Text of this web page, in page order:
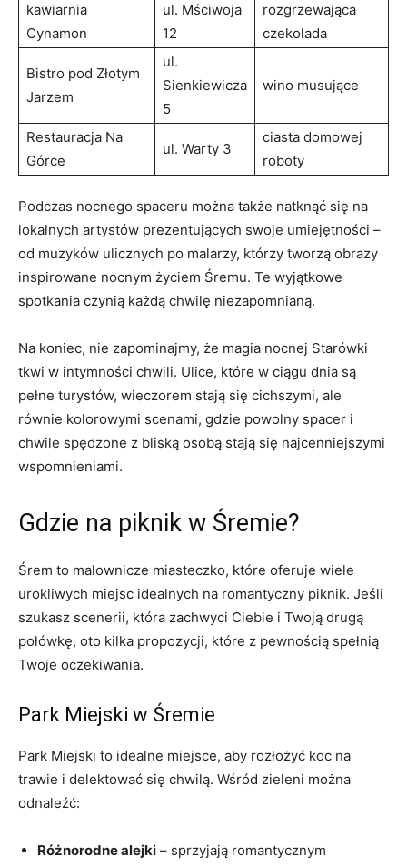
kawiarnia
Cynamon
ul. Mściwoja
12
rozgrzewająca
czekolada
Bistro pod Złotym
Jarzem
ul.
Sienkiewicza
5
wino musujące
Restauracja Na
Górce
ul. ​Warty 3
ciasta ‍domowej
roboty
Podczas nocnego spaceru można także ‍natknąć się ‌na
lokalnych artystów prezentujących swoje umiejętności⁢ –
od‍ muzyków ulicznych po malarzy, którzy tworzą obrazy
inspirowane ⁣nocnym życiem ​Śremu. Te wyjątkowe
spotkania czynią każdą⁤ chwilę niezapomnianą.
Na koniec, nie zapominajmy, że magia nocnej Starówki
tkwi w intymności chwili. Ulice, które w ciągu dnia są
pełne turystów, wieczorem stają się cichszymi, ale​
równie kolorowymi scenami, gdzie powolny⁣ spacer i
chwile spędzone z bliską osobą stają się najcenniejszymi
wspomnieniami.
Gdzie na piknik w Śremie?
Śrem to malownicze miasteczko, które oferuje wiele
urokliwych miejsc idealnych na romantyczny piknik. Jeśli
szukasz scenerii, która zachwyci Ciebie i Twoją drugą⁢
połówkę, oto kilka propozycji, które z pewnością spełnią
Twoje oczekiwania.
Park Miejski w Śremie
Park Miejski to ⁣idealne miejsce, aby⁢ rozłożyć koc na
trawie i delektować się chwilą. Wśród zieleni można
odnaleźć:
Różnorodne alejki – sprzyjają romantycznym